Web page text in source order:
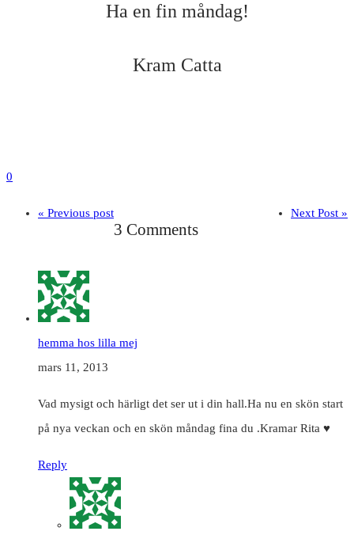
Ha en fin måndag!
Kram Catta
0
« Previous post Next Post »
3 Comments
hemma hos lilla mej
mars 11, 2013
Vad mysigt och härligt det ser ut i din hall.Ha nu en skön start
på nya veckan och en skön måndag fina du .Kramar Rita ♥
Reply